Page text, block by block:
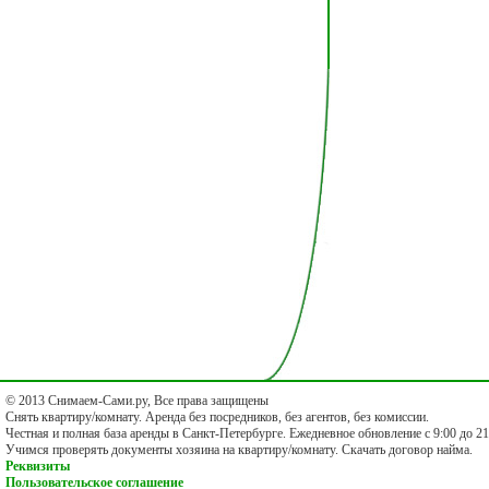
© 2013 Снимаем-Сами.ру, Все права защищены
Снять квартиру/комнату. Аренда без посредников, без агентов, без комиссии.
Честная и полная база аренды в Санкт-Петербурге. Ежедневное обновление с 9:00 до
Учимся проверять документы хозяина на квартиру/комнату. Скачать договор найма.
Реквизиты
Пользовательское соглашение